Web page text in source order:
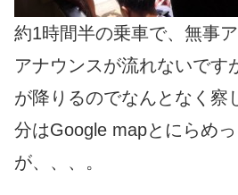
約1時間半の乗車で、無事
アナウンスが流れないです
が降りるのでなんとなく察
分はGoogle mapとにらめ
が、、、。